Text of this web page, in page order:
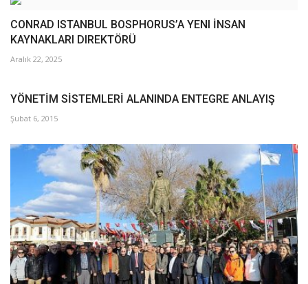
CONRAD ISTANBUL BOSPHORUS’A YENI İNSAN
KAYNAKLARI DIREKTÖRÜ
Aralık 22, 2025
YÖNETİM SİSTEMLERİ ALANINDA ENTEGRE ANLAYIŞ
Şubat 6, 2015